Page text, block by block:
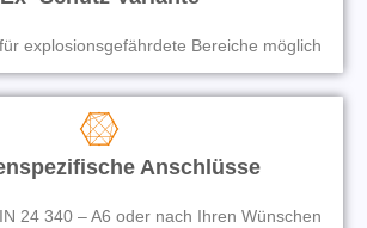
explosionsgefährdete Bereiche möglich
Anschlüsse
24 340 – A6 oder nach Ihren Wünschen